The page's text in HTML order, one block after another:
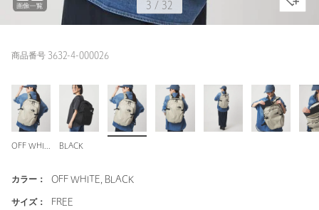
3 / 32
商品番号 3632-4-000026
BLACK
カラー： OFF WHITE, BLACK
サイズ： FREE